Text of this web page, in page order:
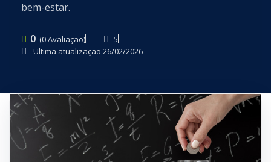
bem-estar.
0 (0 Avaliação)
5
Ultima atualização 26/02/2026